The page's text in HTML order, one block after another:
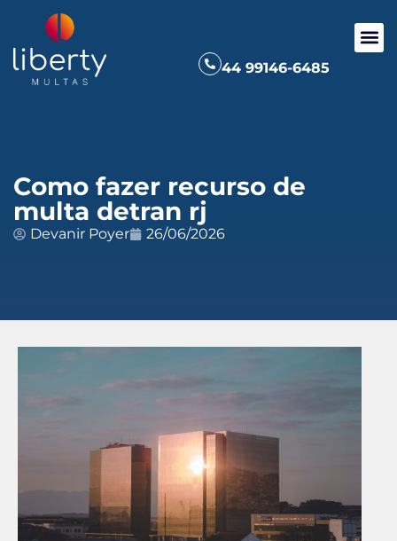
44 99146-6485
Como fazer recurso de
multa detran rj
Devanir Poyer 26/06/2026